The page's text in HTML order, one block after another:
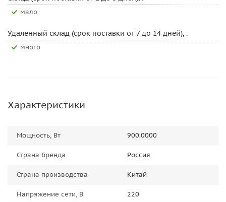
Мало
Удаленный склад (срок поставки от 7 до 14 дней), .
Много
Характеристики
Мощность, Вт 900.0000
Страна бренда Россия
Страна производства Китай
Напряжение сети, В 220